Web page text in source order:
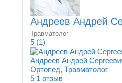
Андреев Андрей
Травматолог
5 (1)
Андреев Андрей
Ортопед, Травматолог
5 1 отзыв